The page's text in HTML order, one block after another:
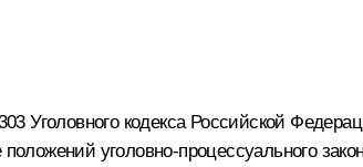
Уголовного кодекса Российской
уголовно-процессуального